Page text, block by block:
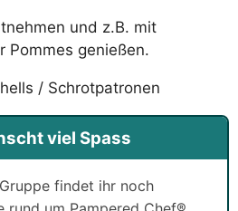
und z.B. mit
Pommes genießen.
viel Spass
findet ihr noch